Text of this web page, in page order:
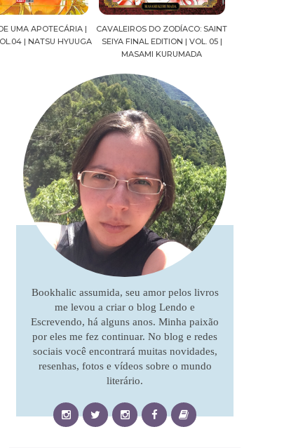
CAVALEIROS DO ZODÍACO: SAINT
SEIYA FINAL EDITION | VOL. 05 |
CROWN OF WAR AND SHADOW |
J.R.WARD #RESENHA
Bookhalic assumida, seu amor pelos livros
me levou a criar o blog Lendo e
Escrevendo, há alguns anos. Minha paixão
por eles me fez continuar. No blog e redes
sociais você encontrará muitas novidades,
resenhas, fotos e vídeos sobre o mundo
literário.